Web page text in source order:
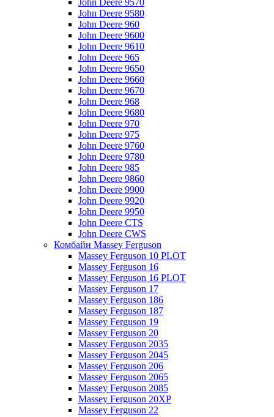
John Deere 9570
John Deere 9580
John Deere 960
John Deere 9600
John Deere 9610
John Deere 965
John Deere 9650
John Deere 9660
John Deere 9670
John Deere 968
John Deere 9680
John Deere 970
John Deere 975
John Deere 9760
John Deere 9780
John Deere 985
John Deere 9860
John Deere 9900
John Deere 9920
John Deere 9950
John Deere CTS
John Deere CWS
Комбайн Massey Ferguson
Massey Ferguson 10 PLOT
Massey Ferguson 16
Massey Ferguson 16 PLOT
Massey Ferguson 17
Massey Ferguson 186
Massey Ferguson 187
Massey Ferguson 19
Massey Ferguson 20
Massey Ferguson 2035
Massey Ferguson 2045
Massey Ferguson 206
Massey Ferguson 2065
Massey Ferguson 2085
Massey Ferguson 20XP
Massey Ferguson 22